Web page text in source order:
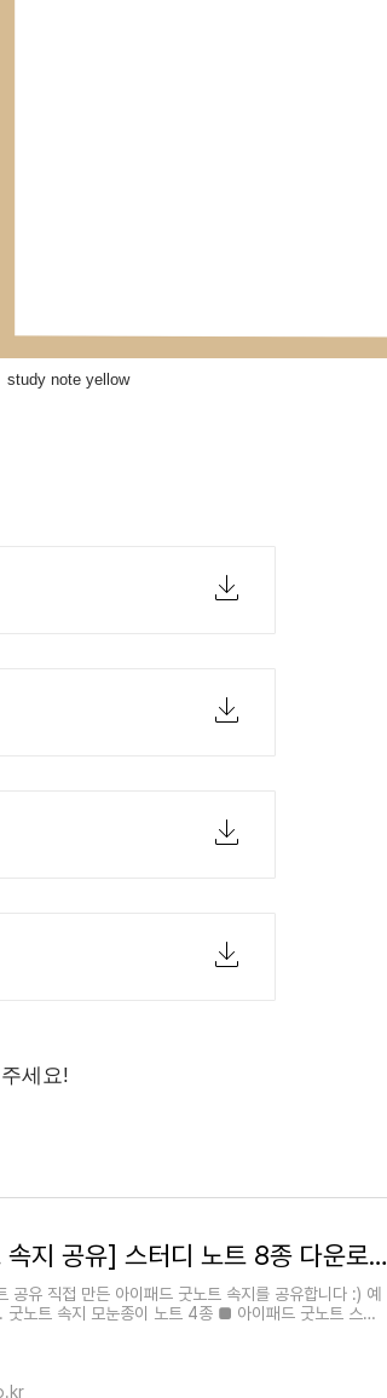
note yellow
세요!
[아이패드 굿노트 속지 공유] 스터디 노트 8종 다운로드
공유 직접 만든 아이패드 굿노트 속지를 공유합니다 :) 예
굿노트 속지 모눈종이 노트 4종 ■ 아이패드 굿노트 스터